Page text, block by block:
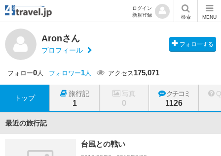
ログイン
新規登録
検索 MENU
Aronさん
プロフィール
フォローする
フォロー0人 フォロワー1人 アクセス175,071
トップ
旅行記
1
写真
0
クチコミ
1126
最近の旅行記
台風との戦い